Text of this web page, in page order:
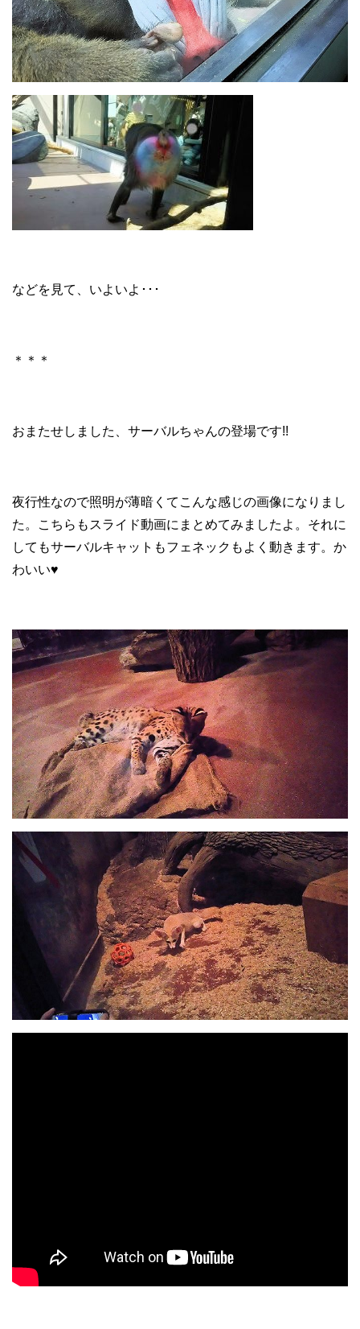
などを見て、いよいよ･･･
＊＊＊
おまたせしました、サーバルちゃんの登場です!!
夜行性なので照明が薄暗くてこんな感じの画像になりまし
た。こちらもスライド動画にまとめてみましたよ。それに
してもサーバルキャットもフェネックもよく動きます。か
わいい♥